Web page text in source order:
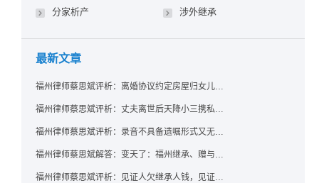
分家析产 涉外继承
最新文章
福州律师蔡思斌评析：离婚协议约定房屋归女儿所有，父亲去世后继母能否拒绝过户？
福州律师蔡思斌评析：丈夫离世后天降小三携私生子争遗产，法院正义判决保住原配80%份额！
福州律师蔡思斌评析：录音不具备遗嘱形式又无法证明赠与意愿——法院：按法定继承处理
福州律师蔡思斌解答：变天了：福州继承、赠与房产转让要收20%个税？福州国税官方回复来了！
福州律师蔡思斌评析：见证人欠继承人钱，见证遗嘱还有效吗？